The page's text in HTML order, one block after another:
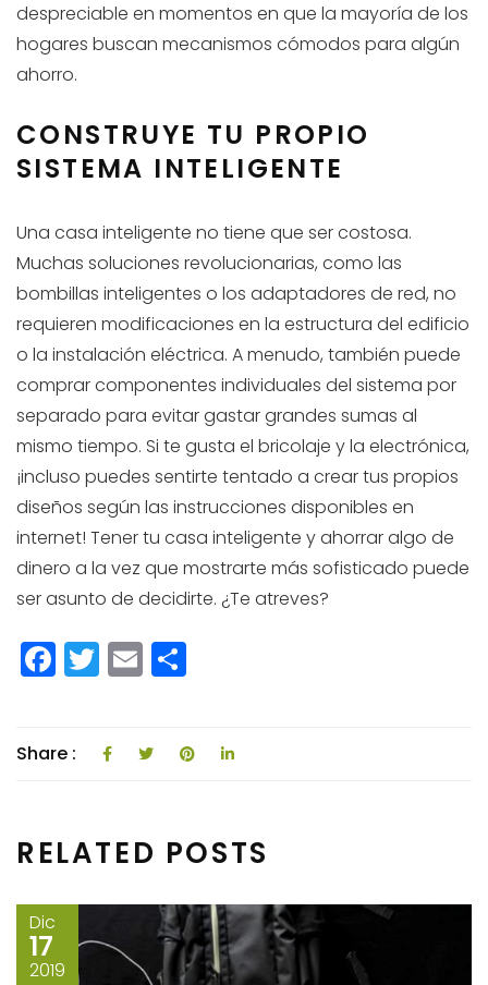
despreciable en momentos en que la mayoría de los
hogares buscan mecanismos cómodos para algún
ahorro.
CONSTRUYE TU PROPIO
SISTEMA INTELIGENTE
Una casa inteligente no tiene que ser costosa.
Muchas soluciones revolucionarias, como las
bombillas inteligentes o los adaptadores de red, no
requieren modificaciones en la estructura del edificio
o la instalación eléctrica. A menudo, también puede
comprar componentes individuales del sistema por
separado para evitar gastar grandes sumas al
mismo tiempo. Si te gusta el bricolaje y la electrónica,
¡incluso puedes sentirte tentado a crear tus propios
diseños según las instrucciones disponibles en
internet! Tener tu casa inteligente y ahorrar algo de
dinero a la vez que mostrarte más sofisticado puede
ser asunto de decidirte. ¿Te atreves?
F
a
e
o
o
k
T
w
e
E
m
l p
rti
r
Share :
RELATED POSTS
Dic
17
2019